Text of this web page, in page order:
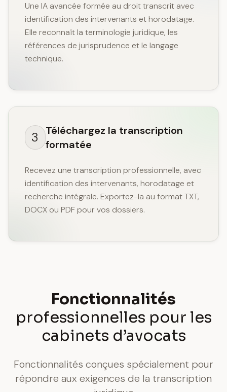
Une IA avancée formée au droit transcrit avec
identification des intervenants et horodatage.
Elle reconnaît la terminologie juridique, les
références de jurisprudence et le langage
technique.
3
Téléchargez la transcription
formatée
Recevez une transcription professionnelle, avec
identification des intervenants, horodatage et
recherche intégrale. Exportez-la au format TXT,
DOCX ou PDF pour vos dossiers.
Fonctionnalités
professionnelles pour les
cabinets d’avocats
Fonctionnalités conçues spécialement pour
répondre aux exigences de la transcription